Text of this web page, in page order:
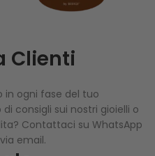
Clienti
ogni fase del tuo
consigli sui nostri gioielli o
Contattaci su WhatsApp
email.